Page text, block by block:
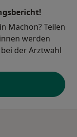
Machon? Teilen
werden
der Arztwahl